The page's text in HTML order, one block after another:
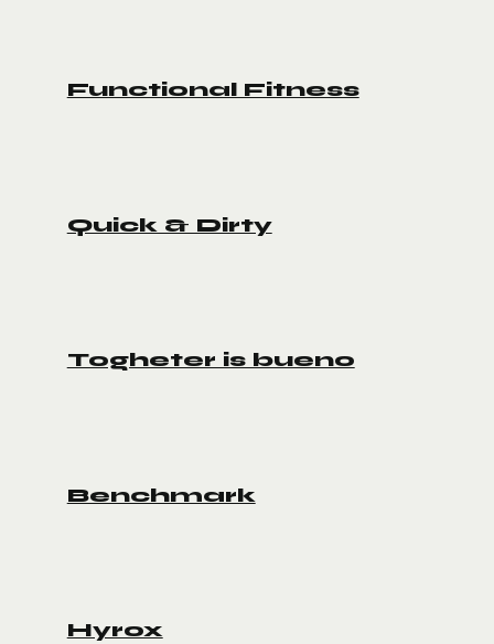
Functional Fitness
Quick & Dirty
Togheter is bueno
Benchmark
Hyrox